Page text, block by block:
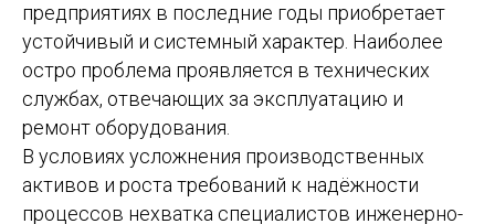
предприятиях в последние годы приобретает
устойчивый и системный характер. Наиболее
остро проблема проявляется в технических
службах, отвечающих за эксплуатацию и
ремонт оборудования.
В условиях усложнения производственных
активов и роста требований к надёжности
процессов нехватка специалистов инженерно-